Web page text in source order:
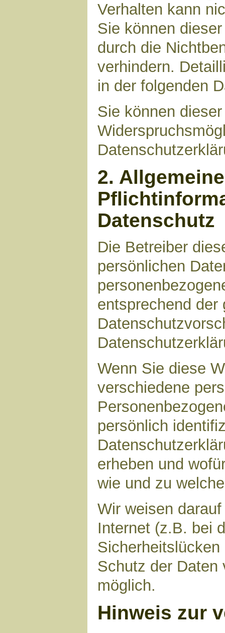
Verhalten kann
Sie können
durch die
verhindern.
in der folgenden
Sie können
2.
Datenschutz
Die Betreiber
persönlichen
entsprechend der
Wenn Sie diese
verschiedene
persönlich
erheben und
wie und zu
Wir weisen
Internet (z.B. bei
Schutz der Daten
möglich.
Hinweis zur